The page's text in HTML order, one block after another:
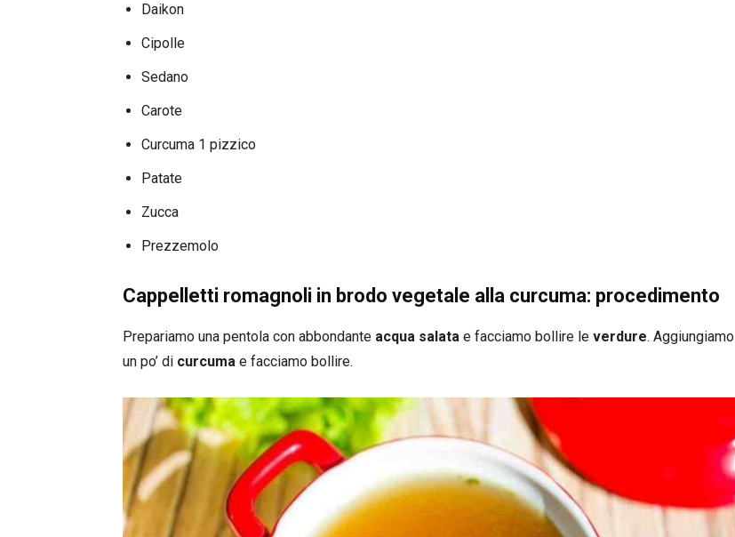
Daikon
Cipolle
Sedano
Carote
Curcuma 1 pizzico
Patate
Zucca
Prezzemolo
Cappelletti romagnoli in brodo vegetale alla curcuma: procedimento
Prepariamo una pentola con abbondante acqua salata e facciamo bollire le verdure. Aggiungiamo
un po’ di curcuma e facciamo bollire.